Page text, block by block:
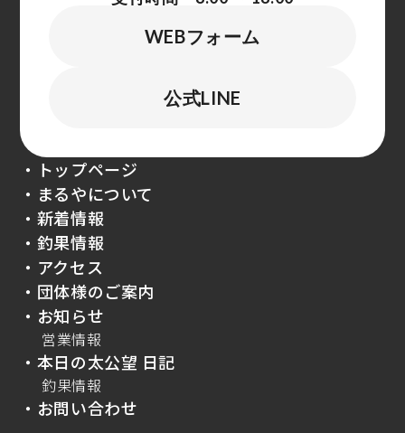
WEBフォーム
公式LINE
・トップページ
・まるやについて
・新着情報
・釣果情報
・アクセス
・団体様のご案内
・お知らせ
営業情報
・本日の太公望 日記
釣果情報
・お問い合わせ